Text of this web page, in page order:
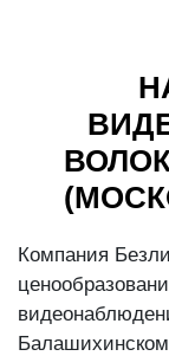
Компания